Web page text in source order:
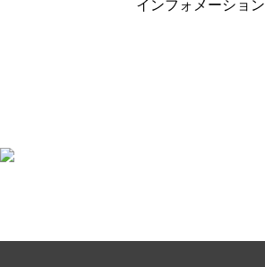
インフォメーション